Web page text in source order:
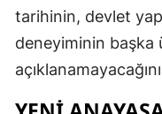
tarihinin, devlet
deneyiminin başka